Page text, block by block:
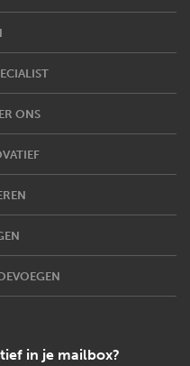
ONS
in je mailbox?